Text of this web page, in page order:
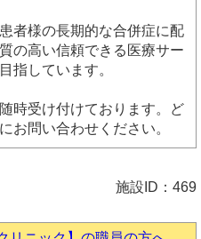
者様の長期的な合併症に配
の高い信頼できる医療サー
指しています。
時受け付けております。ど
お問い合わせください。
施設ID：469